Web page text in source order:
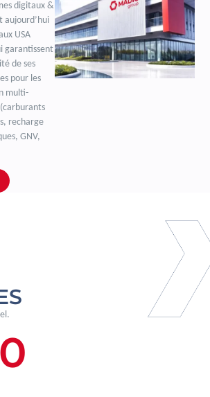
digitaux &
aujourd’hui
USA
garantissent
de ses
pour les
multi-
recharge
GNV,